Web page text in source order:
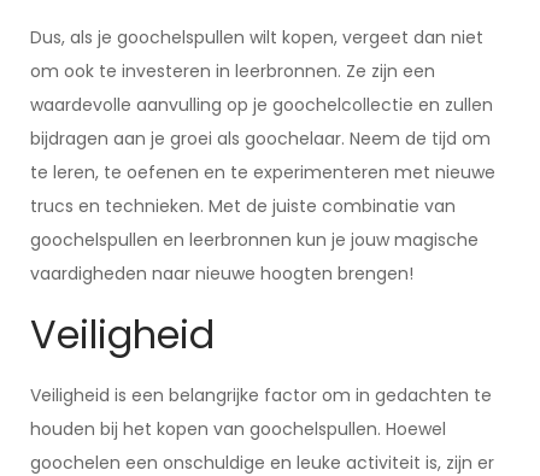
Dus, als je goochelspullen wilt kopen, vergeet dan niet
om ook te investeren in leerbronnen. Ze zijn een
waardevolle aanvulling op je goochelcollectie en zullen
bijdragen aan je groei als goochelaar. Neem de tijd om
te leren, te oefenen en te experimenteren met nieuwe
trucs en technieken. Met de juiste combinatie van
goochelspullen en leerbronnen kun je jouw magische
vaardigheden naar nieuwe hoogten brengen!
Veiligheid
Veiligheid is een belangrijke factor om in gedachten te
houden bij het kopen van goochelspullen. Hoewel
goochelen een onschuldige en leuke activiteit is, zijn er